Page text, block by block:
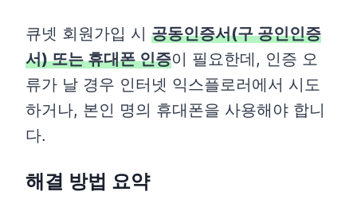
큐넷 회원가입 시 공동인증서(구 공인인증
서) 또는 휴대폰 인증이 필요한데, 인증 오
류가 날 경우 인터넷 익스플로러에서 시도
하거나, 본인 명의 휴대폰을 사용해야 합니
다.
해결 방법 요약